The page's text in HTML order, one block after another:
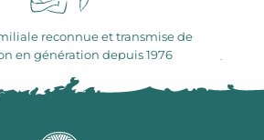
reconnue et transmise de
en génération depuis 1976